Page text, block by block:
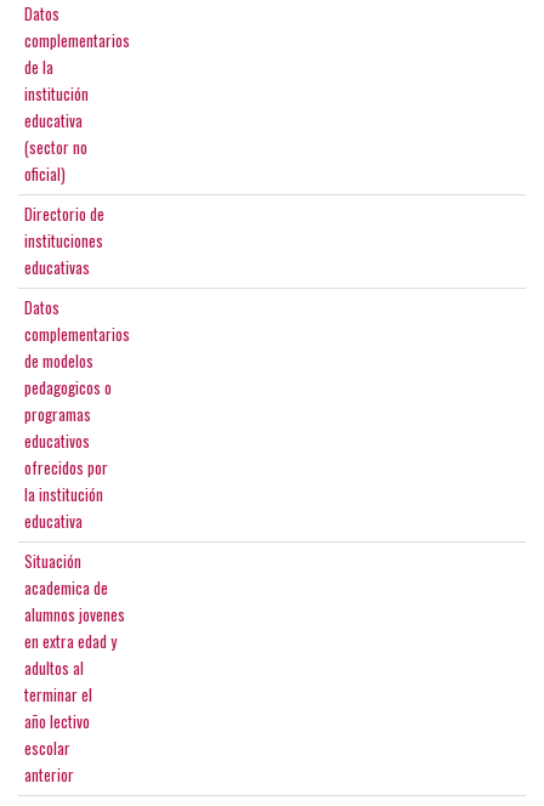
Datos
complementarios
de la
institución
educativa
(sector no
oficial)
Directorio de
instituciones
educativas
Datos
complementarios
de modelos
pedagogicos o
programas
educativos
ofrecidos por
la institución
educativa
Situación
academica de
alumnos jovenes
en extra edad y
adultos al
terminar el
año lectivo
escolar
anterior